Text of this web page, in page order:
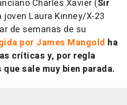
Charles Xavier (Sir
joven Laura Kinney/X-23
de semanas de su
por James Mangold ha
críticas y, por regla
sale muy bien parada.